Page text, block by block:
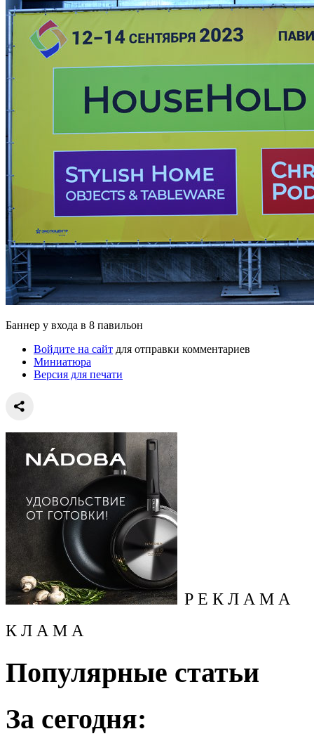
Баннер у входа в 8 павильон
Войдите на сайт для отправки комментариев
Миниатюра
Версия для печати
Р Е К Л А М А
К Л А М А
Популярные статьи
За сегодня: